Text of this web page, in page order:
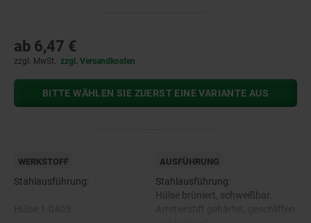
ab 6,47 €
zzgl. MwSt. zzgl. Versandkosten
BITTE WÄHLEN SIE ZUERST EINE VARIANTE AUS
WERKSTOFF
Stahlausführung:
AUSFÜHRUNG
Stahlausführung:
Hülse brüniert, schweißbar.